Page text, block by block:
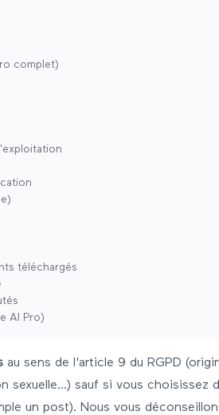
complet)
téléchargés
AI Pro)
au sens de l'article 9 du RGPD
sexuelle…) sauf si vous choisissez
un post). Nous vous